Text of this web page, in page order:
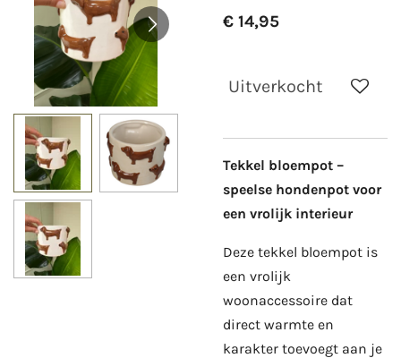
€ 14,95
Uitverkocht
Tekkel bloempot –
speelse hondenpot voor
een vrolijk interieur
Deze tekkel bloempot is
een vrolijk
woonaccessoire dat
direct warmte en
karakter toevoegt aan je